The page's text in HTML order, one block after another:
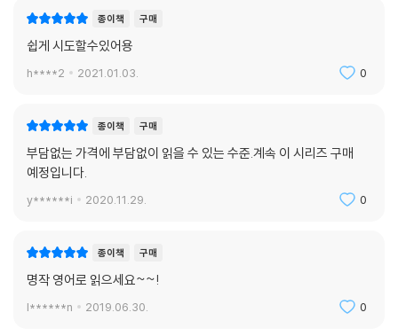
종이책 구매
쉽게 시도할수있어용
h****2 2021.01.03. 0
종이책 구매
부담없는 가격에 부담없이 읽을 수 있는 수준.계속 이 시리즈 구매
예정입니다.
y******i 2020.11.29. 0
종이책 구매
명작 영어로 읽으세요~~!
l******n 2019.06.30. 0